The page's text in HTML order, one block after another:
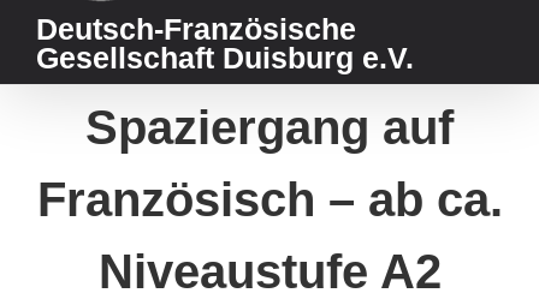
Deutsch-Französische
Gesellschaft Duisburg e.V.
Spaziergang auf
Französisch – ab ca.
Niveaustufe A2